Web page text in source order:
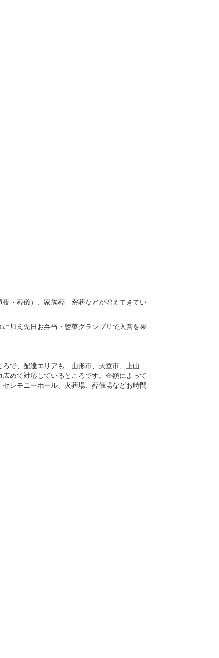
・葬儀）、家族葬、密葬などが増えてきてい
加え先日お弁当・惣菜グランプリで入賞を果
で、配達エリアも、山形市、天童市、上山
めて対応しているところです。金額によって
レモニーホール、火葬場、葬儀場などお時間